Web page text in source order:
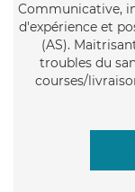
Communicative,
d'expérience et
(AS).
troubles du
courses/